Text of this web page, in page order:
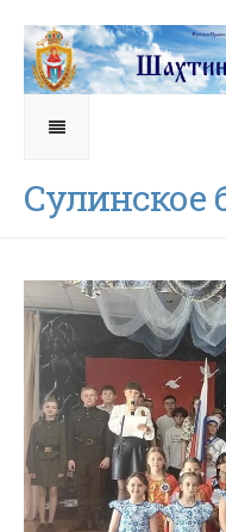
Сулинское